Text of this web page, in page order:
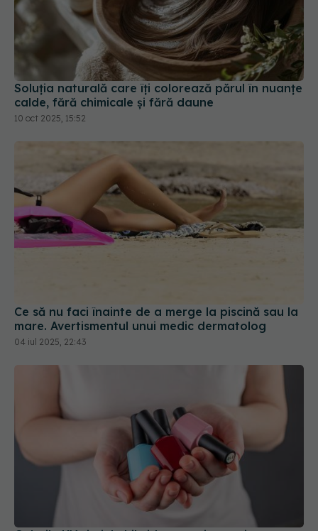
Soluția naturală care îți colorează părul în nuanțe
calde, fără chimicale și fără daune
10 oct 2025, 15:52
Ce să nu faci înainte de a merge la piscină sau la
mare. Avertismentul unui medic dermatolog
04 iul 2025, 22:43